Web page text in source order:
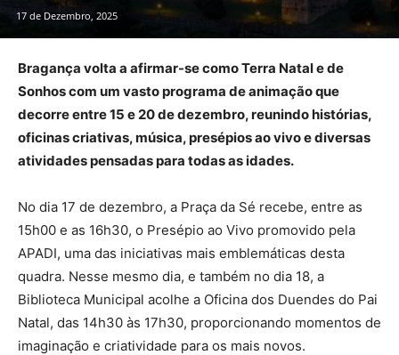
17 de Dezembro, 2025
Bragança volta a afirmar-se como Terra Natal e de
Sonhos com um vasto programa de animação que
decorre entre 15 e 20 de dezembro, reunindo histórias,
oficinas criativas, música, presépios ao vivo e diversas
atividades pensadas para todas as idades.
No dia 17 de dezembro, a Praça da Sé recebe, entre as
15h00 e as 16h30, o Presépio ao Vivo promovido pela
APADI, uma das iniciativas mais emblemáticas desta
quadra. Nesse mesmo dia, e também no dia 18, a
Biblioteca Municipal acolhe a Oficina dos Duendes do Pai
Natal, das 14h30 às 17h30, proporcionando momentos de
imaginação e criatividade para os mais novos.